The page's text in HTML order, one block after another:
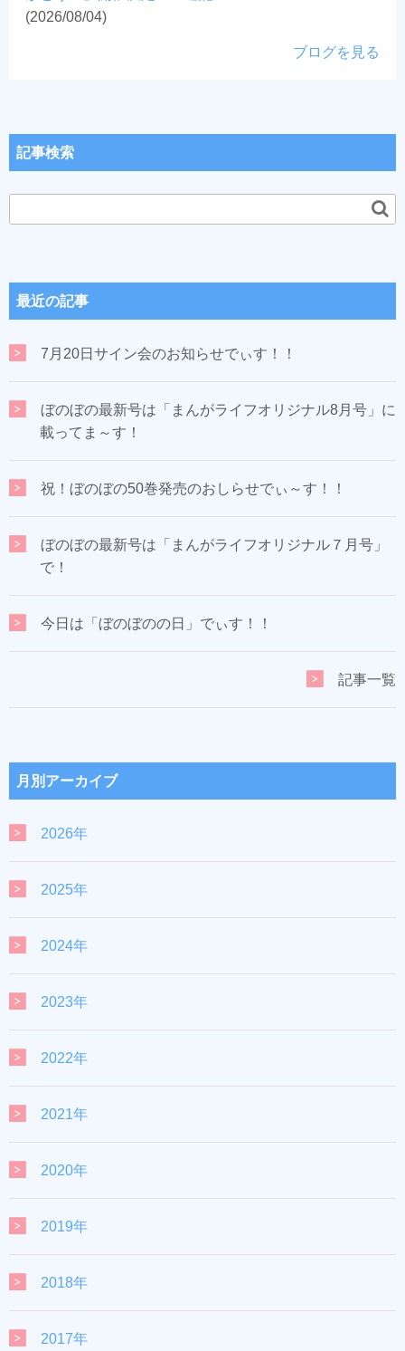
(2026/08/04)
ブログを見る
記事検索
最近の記事
7月20日サイン会のお知らせでぃす！！
ぼのぼの最新号は「まんがライフオリジナル8月号」に
載ってま～す！
祝！ぼのぼの50巻発売のおしらせでぃ～す！！
ぼのぼの最新号は「まんがライフオリジナル７月号」
で！
今日は「ぼのぼのの日」でぃす！！
記事一覧
月別アーカイブ
2026年
2025年
2024年
2023年
2022年
2021年
2020年
2019年
2018年
2017年